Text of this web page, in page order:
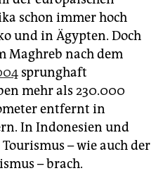
schon immer hoch
und in Ägypten. Doch
Maghreb nach dem
sprunghaft
mehr als 230.000
entfernt in
In Indonesien und
– wie auch der
– brach.